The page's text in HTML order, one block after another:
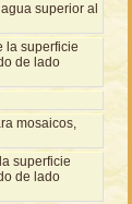
superior al
la superficie
de lado
mosaicos,
superficie
de lado